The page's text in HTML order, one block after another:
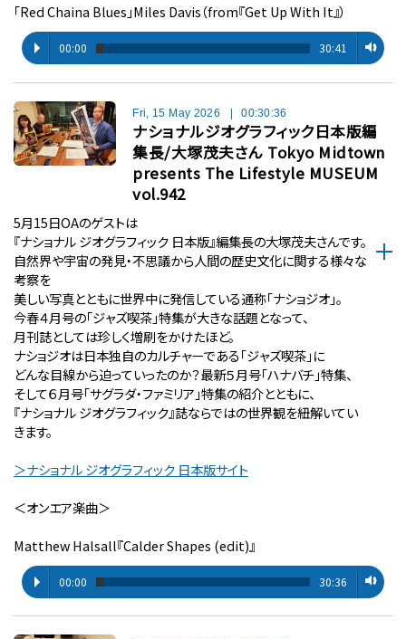
「Red Chaina Blues」Miles Davis（from『Get Up With It』）
00:00 30:41
Fri, 15 May 2026 00:30:36
ナショナルジオグラフィック日本版編
集長/大塚茂夫さん Tokyo Midtown
presents The Lifestyle MUSEUM
vol.942
5月15日OAのゲストは
『ナショナル ジオグラフィック 日本版』編集長の大塚茂夫さんです。
自然界や宇宙の発見・不思議から人間の歴史文化に関する様々な
考察を
美しい写真とともに世界中に発信している通称「ナショジオ」。
今春４月号の「ジャズ喫茶」特集が大きな話題となって、
月刊誌としては珍しく増刷をかけたほど。
ナショジオは日本独自のカルチャーである「ジャズ喫茶」に
どんな目線から迫っていったのか？最新５月号「ハナバチ」特集、
そして６月号「サグラダ・ファミリア」特集の紹介とともに、
『ナショナル ジオグラフィック』誌ならではの世界観を紐解いてい
きます。
＞ナショナル ジオグラフィック 日本版サイト
＜オンエア楽曲＞
Matthew Halsall『Calder Shapes (edit)』
00:00 30:36